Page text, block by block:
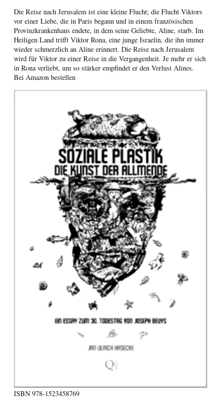
Die Reise nach Jerusalem ist eine kleine Flucht; die Flucht Viktors
vor einer Liebe, die in Paris begann und in einem französischen
Provinzkrankenhaus endete, in dem seine Geliebte, Aline, starb. Im
Heiligen Land trifft Viktor Rona, eine junge Israelin, die ihn immer
wieder schmerzlich an Aline erinnert. Die Reise nach Jerusalem
wird für Viktor zu einer Reise in die Vergangenheit. Je mehr er sich
in Rona verliebt, um so stärker empfindet er den Verlust Alines.
Bei Amazon bestellen
ISBN 978-1523458769